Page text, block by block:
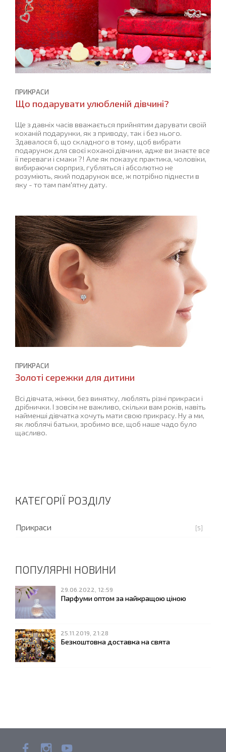
ПРИКРАСИ
Що подарувати улюбленій дівчині?
Ще з давніх часів вважається прийнятим дарувати своїй
коханій подарунки, як з приводу, так і без нього.
Здавалося б, що складного в тому, щоб вибрати
подарунок для своєї коханої дівчини, адже ви знаєте все
її переваги і смаки ?! Але як показує практика, чоловіки,
вибираючи сюрприз, губляться і абсолютно не
розуміють, який подарунок все, ж потрібно піднести в
яку - то там пам'ятну дату.
ПРИКРАСИ
Золоті сережки для дитини
Всі дівчата, жінки, без винятку, люблять різні прикраси і
дрібнички. І зовсім не важливо, скільки вам років, навіть
найменші дівчатка хочуть мати свою прикрасу. Ну а ми,
як люблячі батьки, зробимо все, щоб наше чадо було
щасливо.
КАТЕГОРІЇ РОЗДІЛУ
Прикраси [5]
ПОПУЛЯРНІ НОВИНИ
29.06.2022, 12:59
Парфуми оптом за найкращою ціною
25.11.2019, 21:28
Безкоштовна доставка на свята